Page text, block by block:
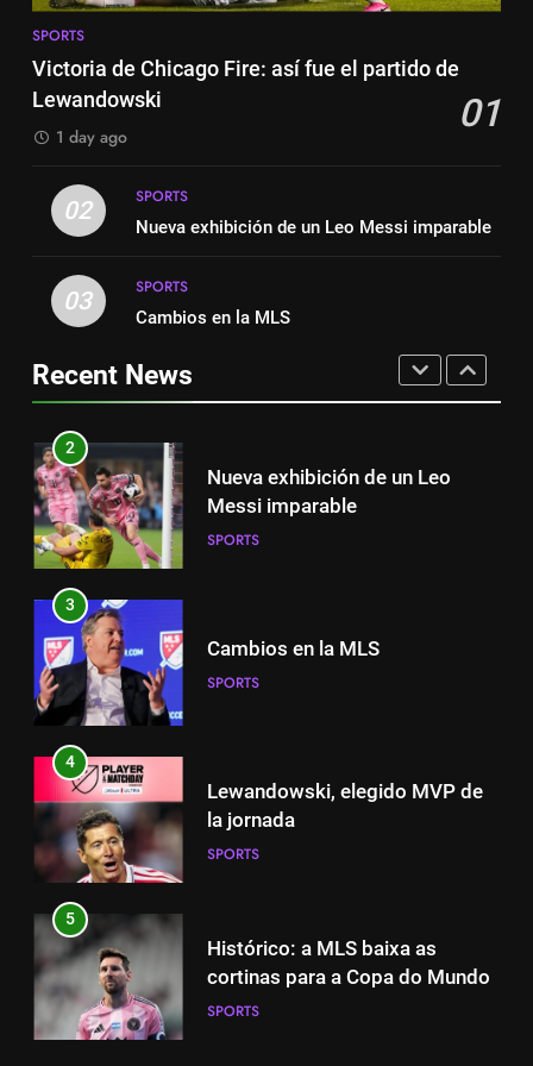
8
espanhola
el partido de Lewandowski
2
Nueva exhibición de un Leo
3
Cambios en la MLS
4
Lewandowski, elegido MVP de
5
Histórico: a MLS baixa as
cortinas para a Copa do Mundo
6
A lesão sofrida por Leo Messi já
é conhecida
SPORTS
Victoria de Chicago Fire: así fue el partido de
Lewandowski
01
1 day ago
02
SPORTS
Nueva exhibición de un Leo Messi imparable
03
SPORTS
Cambios en la MLS
Recent News
Exibição: duas assistências de
Suárez
SPORTS
8
SPORTS
1
Victoria de Chicago Fire: así fue
el partido de Lewandowski
2
Nueva exhibición de un Leo
Messi imparable
SPORTS
3
Cambios en la MLS
SPORTS
4
Lewandowski, elegido MVP de
la jornada
SPORTS
5
Histórico: a MLS baixa as
cortinas para a Copa do Mundo
SPORTS